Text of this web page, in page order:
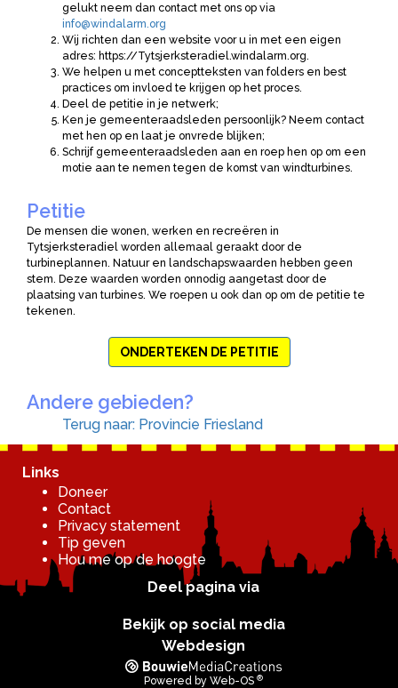
gelukt neem dan contact met ons op via
info@windalarm.org
Wij richten dan een website voor u in met een eigen
adres: https://Tytsjerksteradiel.windalarm.org.
We helpen u met conceptteksten van folders en best
practices om invloed te krijgen op het proces.
Deel de petitie in je netwerk;
Ken je gemeenteraadsleden persoonlijk? Neem contact
met hen op en laat je onvrede blijken;
Schrijf gemeenteraadsleden aan en roep hen op om een
motie aan te nemen tegen de komst van windturbines.
Petitie
De mensen die wonen, werken en recreëren in
Tytsjerksteradiel worden allemaal geraakt door de
turbineplannen. Natuur en landschapswaarden hebben geen
stem. Deze waarden worden onnodig aangetast door de
plaatsing van turbines. We roepen u ook dan op om de petitie te
tekenen.
ONDERTEKEN DE PETITIE
Andere gebieden?
Terug naar: Provincie Friesland
Links
Doneer
Contact
Privacy statement
Tip geven
Hou me op de hoogte
Deel pagina via
Bekijk op social media
Webdesign
Powered by Web-OS ®